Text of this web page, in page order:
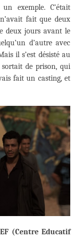
exemple. C’était
fait que deux
deux jours avant le
d’autre avec
il s’est désisté au
sortait de prison, qui
fait un casting, et
(Centre Educatif